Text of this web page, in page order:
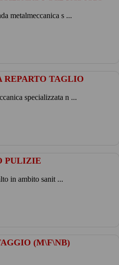
metalmeccanica s ...
REPARTO TAGLIO
specializzata n ...
PULIZIE
in ambito sanit ...
(M\F\NB)